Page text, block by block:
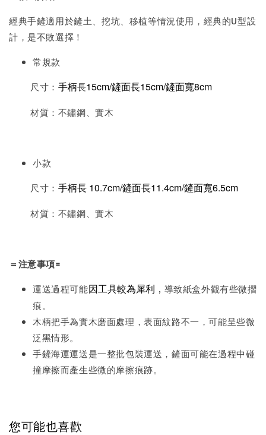
經典手鏟適用於鏟土、挖坑、移植等情況使用，經典的U型設
計，是不敗選擇！
常規款
尺寸： 手柄長15cm/鏟面長15cm/鏟面寬8cm
材質：不鏽鋼、實木
小款
尺寸： 手柄長 10.7cm/鏟面長11.4cm/鏟面寬6.5cm
材質：不鏽鋼、實木
＝注意事項=
運送過程可能因工具較為犀利， 導致紙盒外觀有些微摺
痕。
木柄把手為實木磨面處理，表面紋路不一，可能呈些微
泛黑情形。
手鏟海運運送是一整批包裝運送，鏟面可能在過程中碰
撞摩擦而產生些微的摩擦痕跡。
您可能也喜歡